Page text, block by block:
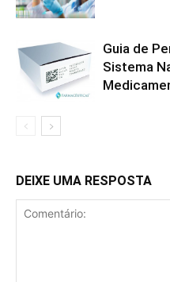
Guia de
Sistema
DEIXE UMA RESPOSTA